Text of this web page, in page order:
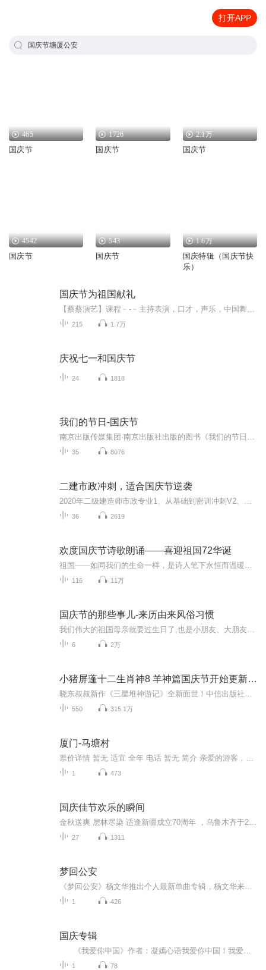
打开APP
国庆节塘厦公安
465
国庆节
1726
国庆节
2.1万
国庆节
4542
国庆节
543
国庆节
1.6万
国庆特辑（国庆节快
乐）
国庆节为祖国献礼
215 1.7万
庆祝七一和国庆节
24 1818
我们的节日-国庆节
35 8076
二建市政冲刺，适合国庆节逆袭
36 2619
欢度国庆节诗歌朗诵——喜迎祖国72华诞
116 11万
国庆节的那些事儿-来历由来风俗习惯
6 2万
小猪屏蓬十二生肖神8 羊神篇国庆节开始更新啦！
550 315.1万
厦门-马塘村
1 473
国庆佳节欢乐的瞬间
27 1311
梦回公安
1 426
国庆专辑
1 78